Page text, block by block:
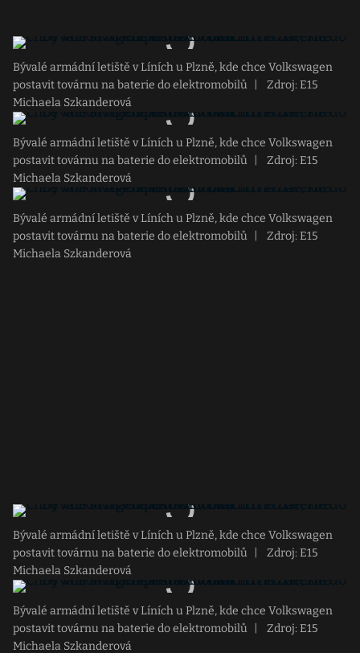
Bývalé armádní letiště v Líních u Plzně, kde chce Volkswagen
postavit továrnu na baterie do elektromobilů
Zdroj: E15
Michaela Szkanderová
Bývalé armádní letiště v Líních u Plzně, kde chce Volkswagen
postavit továrnu na baterie do elektromobilů
Zdroj: E15
Michaela Szkanderová
Bývalé armádní letiště v Líních u Plzně, kde chce Volkswagen
postavit továrnu na baterie do elektromobilů
Zdroj: E15
Michaela Szkanderová
Bývalé armádní letiště v Líních u Plzně, kde chce Volkswagen
postavit továrnu na baterie do elektromobilů
Zdroj: E15
Michaela Szkanderová
Bývalé armádní letiště v Líních u Plzně, kde chce Volkswagen
postavit továrnu na baterie do elektromobilů
Zdroj: E15
Michaela Szkanderová